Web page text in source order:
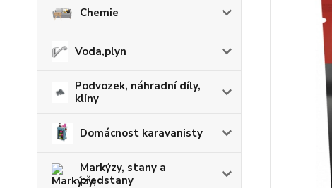
Chemie
Voda,plyn
Podvozek, náhradní díly,
klíny
Domácnost karavanisty
Markýzy, stany a
předstany